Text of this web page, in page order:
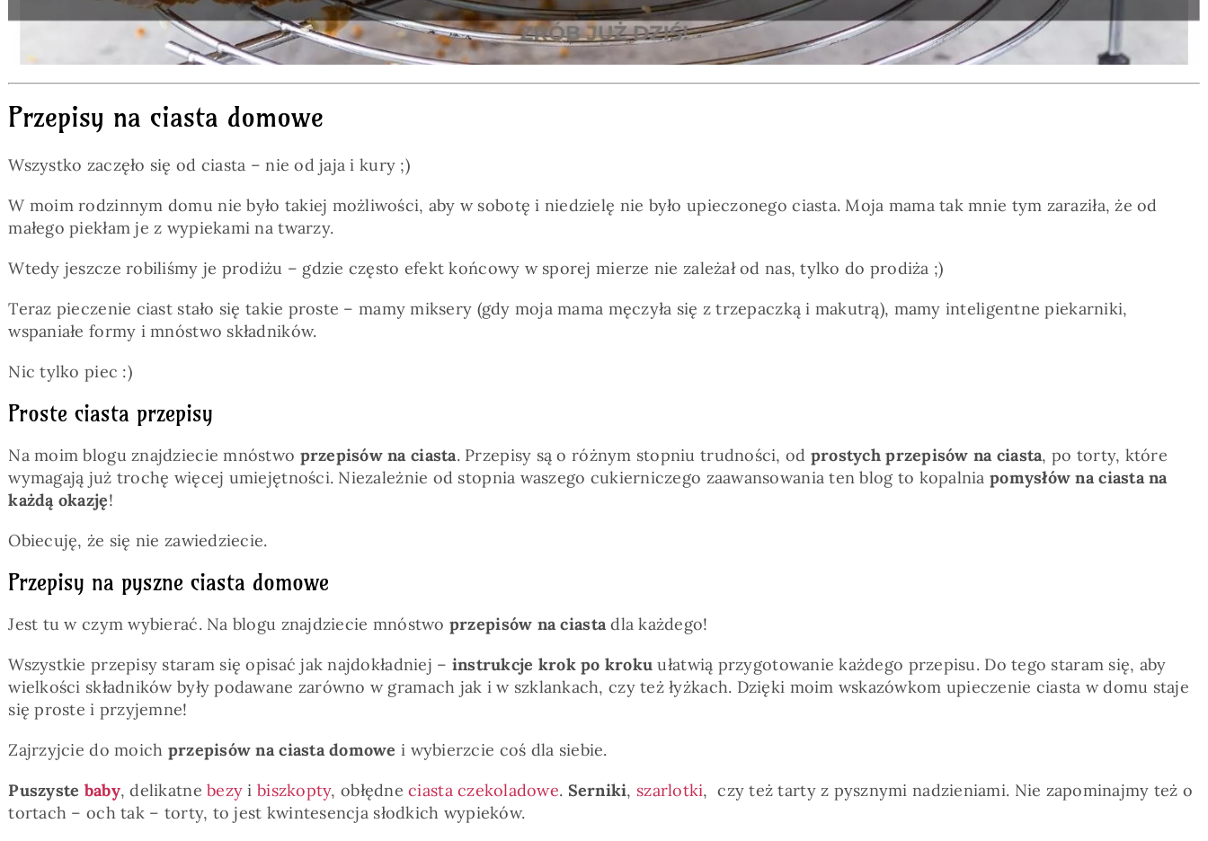
Przepisy na ciasta domowe
Wszystko zaczęło się od ciasta – nie od jaja i kury ;)
W moim rodzinnym domu nie było takiej możliwości, aby w sobotę i niedzielę nie było upieczonego ciasta. Moja mama tak mnie tym zaraziła, że od
małego piekłam je z wypiekami na twarzy.
Wtedy jeszcze robiliśmy je prodiżu – gdzie często efekt końcowy w sporej mierze nie zależał od nas, tylko do prodiża ;)
Teraz pieczenie ciast stało się takie proste – mamy miksery (gdy moja mama męczyła się z trzepaczką i makutrą), mamy inteligentne piekarniki,
wspaniałe formy i mnóstwo składników.
Nic tylko piec :)
Proste ciasta przepisy
Na moim blogu znajdziecie mnóstwo przepisów na ciasta. Przepisy są o różnym stopniu trudności, od prostych przepisów na ciasta, po torty, które
wymagają już trochę więcej umiejętności. Niezależnie od stopnia waszego cukierniczego zaawansowania ten blog to kopalnia pomysłów na ciasta na
każdą okazję!
Obiecuję, że się nie zawiedziecie.
Przepisy na pyszne ciasta domowe
Jest tu w czym wybierać. Na blogu znajdziecie mnóstwo przepisów na ciastadla każdego!
Wszystkie przepisy staram się opisać jak najdokładniej – instrukcje krok po kroku ułatwią przygotowanie każdego przepisu. Do tego staram się, aby
wielkości składników były podawane zarówno w gramach jak i w szklankach, czy też łyżkach. Dzięki moim wskazówkom upieczenie ciasta w domu staje
się proste i przyjemne!
Zajrzyjcie do moich przepisów na ciasta domowe i wybierzcie coś dla siebie.
Puszyste baby, delikatnebezy ibiszkopty, obłędneciasta czekoladowe. Serniki, szarlotki, czy też tarty z pysznymi nadzieniami. Nie zapominajmy też o
tortach – och tak – torty, to jest kwintesencja słodkich wypieków.